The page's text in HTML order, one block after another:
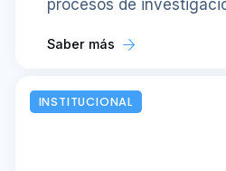
procesos de
Saber más
INSTITUCIONAL